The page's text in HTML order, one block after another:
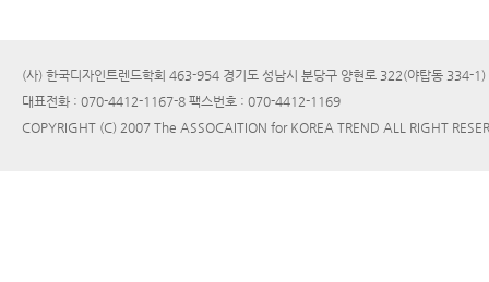
(사) 한국디자인트렌드학회 463-954 경기도 성남시 분당구 양현로 322(야탑동 334-
대표전화 : 070-4412-1167-8 팩스번호 : 070-4412-1169
COPYRIGHT (C) 2007 The ASSOCAITION for KOREA TREND ALL RIGHT